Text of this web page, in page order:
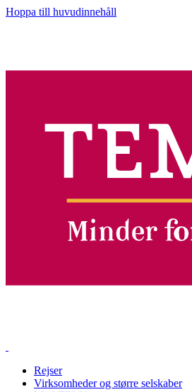
Hoppa till huvudinnehåll
Rejser
Virksomheder og større selskaber